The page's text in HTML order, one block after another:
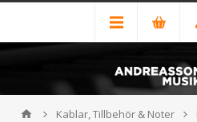
Kablar, Tillbehör & Noter